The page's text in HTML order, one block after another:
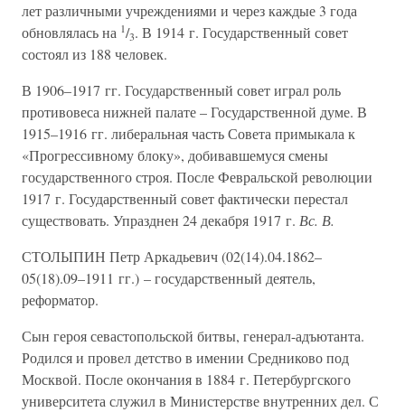
лет различными учреждениями и через каждые 3 года
обновлялась на 1/3. В 1914 г. Государственный совет
состоял из 188 человек.
В 1906–1917 гг. Государственный совет играл роль
противовеса нижней палате – Государственной думе. В
1915–1916 гг. либеральная часть Совета примыкала к
«Прогрессивному блоку», добивавшемуся смены
государственного строя. После Февральской революции
1917 г. Государственный совет фактически перестал
существовать. Упразднен 24 декабря 1917 г. Вс. В.
СТОЛЫПИН Петр Аркадьевич (02(14).04.1862–
05(18).09–1911 гг.) – государственный деятель,
реформатор.
Сын героя севастопольской битвы, генерал-адъютанта.
Родился и провел детство в имении Средниково под
Москвой. После окончания в 1884 г. Петербургского
университета служил в Министерстве внутренних дел. С